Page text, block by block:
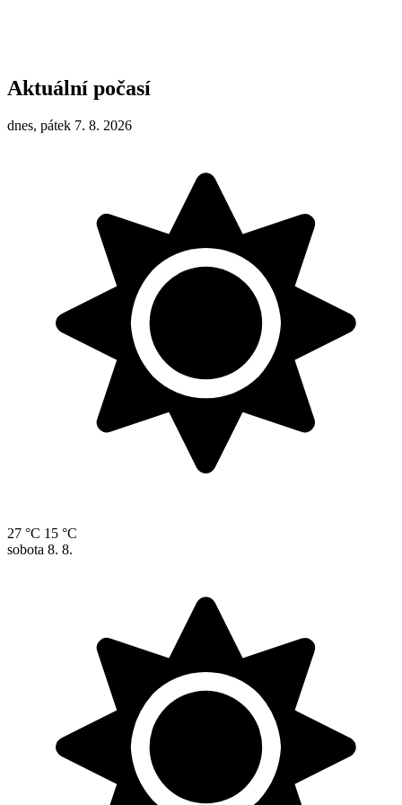
Aktuální počasí
dnes, pátek 7. 8. 2026
27 °C 15 °C
sobota 8. 8.